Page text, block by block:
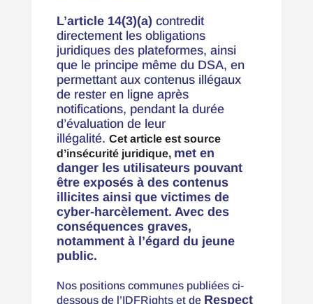
L’article 14(3)(a) contredit
directement les obligations
juridiques des plateformes, ainsi
que le principe même du DSA, en
permettant aux contenus illégaux
de rester en ligne après
notifications, pendant la durée
d’évaluation de leur
illégalité. Cet article est source
d’insécurité juridique, met en
danger les utilisateurs pouvant
être exposés à des contenus
illicites ainsi que victimes de
cyber-harcèlement. Avec des
conséquences graves,
notamment à l’égard du jeune
public.
Nos positions communes publiées ci-
dessous de l’IDFRights et de Respect